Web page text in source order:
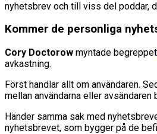
nyhetsbrev och till viss del poddar,
Kommer de personliga
Cory Doctorow myntade begreppet
avkastning.
Först handlar allt om användaren.
mellan användarna eller
Händer samma sak med
nyhetsbrevet, som bygger på de